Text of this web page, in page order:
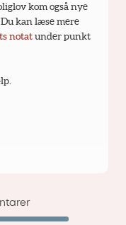
kom også nye
kan læse mere
notat under punkt